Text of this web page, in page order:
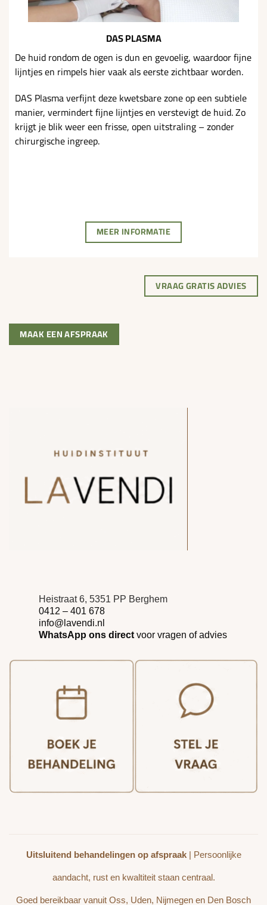
DAS PLASMA
De huid rondom de ogen is dun en gevoelig, waardoor fijne
lijntjes en rimpels hier vaak als eerste zichtbaar worden.
DAS Plasma verfijnt deze kwetsbare zone op een subtiele
manier, vermindert fijne lijntjes en verstevigt de huid. Zo
krijgt je blik weer een frisse, open uitstraling – zonder
chirurgische ingreep.
MEER INFORMATIE
VRAAG GRATIS ADVIES
MAAK EEN AFSPRAAK
Heistraat 6, 5351 PP Berghem
0412 – 401 678
info@lavendi.nl
WhatsApp ons direct voor vragen of advies
Uitsluitend behandelingen op afspraak| Persoonlijke
aandacht, rust en kwaltiteit staan centraal.
Goed bereikbaar vanuit Oss, Uden, Nijmegen en Den Bosch